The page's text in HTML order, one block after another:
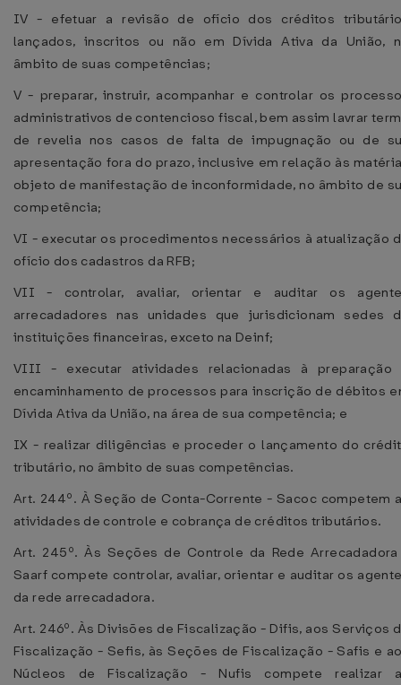
IV - efetuar a revisão de ofício dos créditos
lançados, inscritos ou não em Dívida Ativa da União,
âmbito de suas competências;
V - preparar, instruir, acompanhar e controlar os
administrativos de contencioso fiscal, bem assim lavrar
de revelia nos casos de falta de impugnação ou de
apresentação fora do prazo, inclusive em relação às
objeto de manifestação de inconformidade, no âmbito de
competência;
VI - executar os procedimentos necessários à atualização
ofício dos cadastros da RFB;
VII - controlar, avaliar, orientar e auditar os
arrecadadores nas unidades que jurisdicionam sedes
instituições financeiras, exceto na Deinf;
VIII - executar atividades relacionadas à preparação
encaminhamento de processos para inscrição de débitos
Dívida Ativa da União, na área de sua competência; e
IX - realizar diligências e proceder o lançamento do
tributário, no âmbito de suas competências.
Art. 244º. À Seção de Conta-Corrente - Sacoc competem
atividades de controle e cobrança de créditos tributários.
Art. 245º. Às Seções de Controle da Rede
Saarf compete controlar, avaliar, orientar e auditar os
da rede arrecadadora.
Art. 246º. Às Divisões de Fiscalização - Difis, aos Serviços
Fiscalização - Sefis, às Seções de Fiscalização - Safis e
Núcleos de Fiscalização - Nufis compete realizar